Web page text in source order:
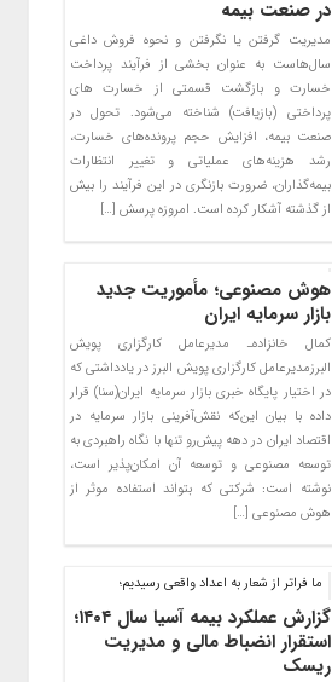
در صنعت بیمه
مدیریت گرفتن یا نگرفتن و نحوه فروش داغی
سال‌هاست به عنوان بخشی از فرآیند پرداخت
خسارت و بازگشت قسمتی از خسارت های
پرداختی (بازیافت) شناخته می‌شود. تحول در
صنعت بیمه، افزایش حجم پرونده‌های خسارت،
رشد هزینه‌های عملیاتی و تغییر انتظارات
بیمه‌گذاران، ضرورت بازنگری در این فرآیند را بیش
از گذشته آشکار کرده است. امروزه پرسش […]
هوش مصنوعی؛ مأموریت جدید
بازار سرمایه ایران
کمال خانزاده‌ـ مدیرعامل کارگزاری پویش
البرزمدیرعامل کارگزاری پویش البرز در یادداشتی که
در اختیار پایگاه خبری بازار سرمایه ایران(سنا) قرار
داده با بیان این‌که نقش‌آفرینی بازار سرمایه در
اقتصاد ایران در دهه پیش‌رو تنها با نگاه راهبردی به
توسعه مصنوعی و توسعه آن امکان‌پذیر است،
نوشته است: شرکتی که بتواند استفاده موثر از
هوش مصنوعی […]
ما فراتر از شعار به اعداد واقعی رسیدیم؛
گزارش عملکرد بیمه آسیا سال ۱۴۰۴؛
استقرار انضباط مالی و مدیریت
ریسک